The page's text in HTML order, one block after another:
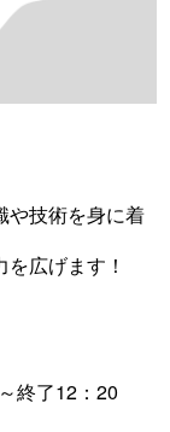
や技術を身に着
広げます！
終了12：20